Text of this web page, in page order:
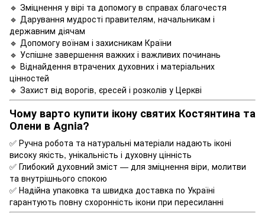
🔹 Зміцнення у вірі та допомогу в справах благочестя
🔹 Дарування мудрості правителям, начальникам і
державним діячам
🔹 Допомогу воїнам і захисникам Країни
🔹 Успішне завершення важких і важливих починань
🔹 Віднайдення втрачених духовних і матеріальних
цінностей
🔹 Захист від ворогів, єресей і розколів у Церкві
Чому варто купити ікону святих Костянтина та
Олени в Agnia?
✅ Ручна робота та натуральні матеріали надають іконі
високу якість, унікальність і духовну цінність
✅ Глибокий духовний зміст — для зміцнення віри, молитви
та внутрішнього спокою
✅ Надійна упаковка та швидка доставка по Україні
гарантують повну схоронність ікони при пересиланні